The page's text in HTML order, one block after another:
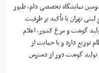
نمایشگاه تخصصی دام، طیور
لبنی تهران با تأکید بر ظرفیت
گوشت و مرغ کشور، اعلام
توزیع دارد و با حمایت از
تولید گوشت دور از دسترس